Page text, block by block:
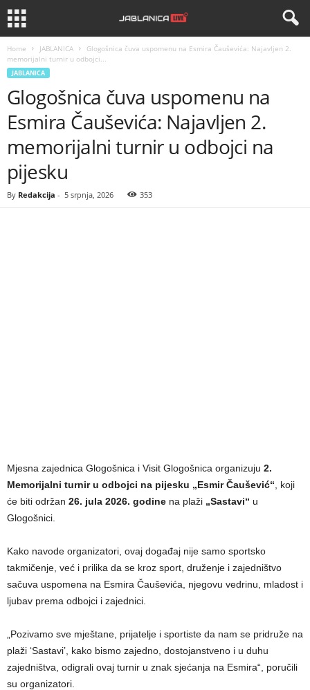
Home JABLANICA
Glogošnica čuva uspomenu na Esmira Čauševića: Najavljen 2.
memorijalni turnir u odbojci...
JABLANICA
Glogošnica čuva uspomenu na
Esmira Čauševića: Najavljen 2.
memorijalni turnir u odbojci na
pijesku
By Redakcija - 5 srpnja, 2026 353
Mjesna zajednica Glogošnica i Visit Glogošnica organizuju 2.
Memorijalni turnir u odbojci na pijesku „Esmir Čaušević“ , koji
će biti održan 26. jula 2026. godine na plaži „Sastavi“ u
Glogošnici.
Kako navode organizatori, ovaj događaj nije samo sportsko
takmičenje, već i prilika da se kroz sport, druženje i zajedništvo
sačuva uspomena na Esmira Čauševića, njegovu vedrinu, mladost i
ljubav prema odbojci i zajednici.
„Pozivamo sve mještane, prijatelje i sportiste da nam se pridruže na
plaži ‘Sastavi’, kako bismo zajedno, dostojanstveno i u duhu
zajedništva, odigrali ovaj turnir u znak sjećanja na Esmira“, poručili
su organizatori.